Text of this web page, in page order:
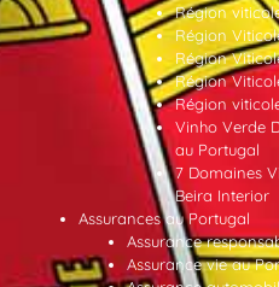
Région
Région
Région
Région
Région
Vinho Verde
au Portugal
7 Domaines
Beira Interior
Assurances au Portugal
Assurance
Assurance vie au